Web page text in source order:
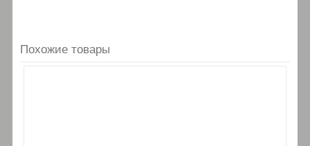
Похожие товары